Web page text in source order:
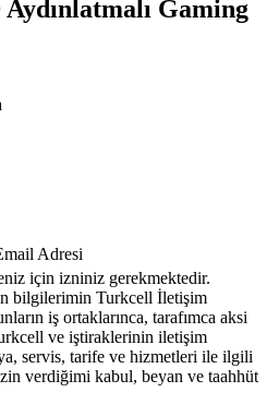
Gaming
Adresi
için izniniz gerekmektedir.
bilgilerimin Turkcell İletişim
iş ortaklarınca, tarafımca aksi
ve iştiraklerinin iletişim
servis, tarife ve hizmetleri ile ilgili
verdiğimi kabul, beyan ve taahhüt